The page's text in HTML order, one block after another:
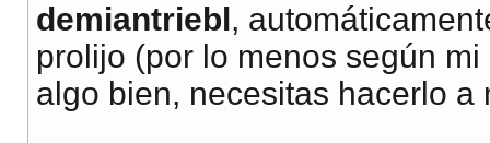
demiantriebl ,
prolijo (por lo menos según
algo bien, necesitas hacerlo a